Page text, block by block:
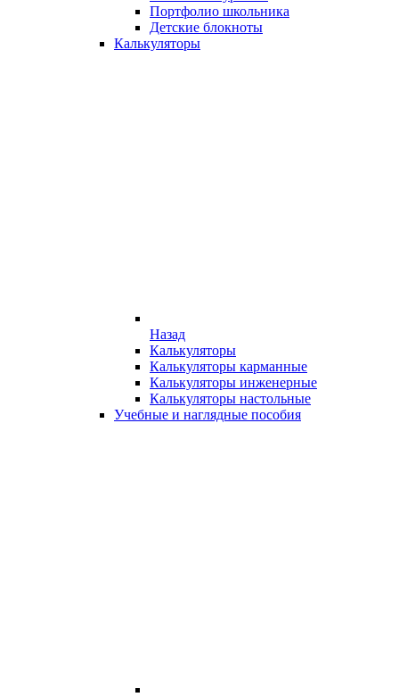
Портфолио школьника
Детские блокноты
Калькуляторы
Назад
Калькуляторы
Калькуляторы карманные
Калькуляторы инженерные
Калькуляторы настольные
Учебные и наглядные пособия